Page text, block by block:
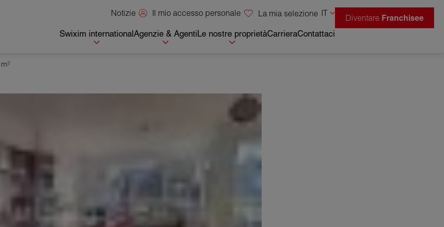
Notizie Il mio accesso personale La mia selezione IT
Swixim internationalAgenzie & AgentiLe nostre proprietàCarrieraContattaci
Diventare Franchisee